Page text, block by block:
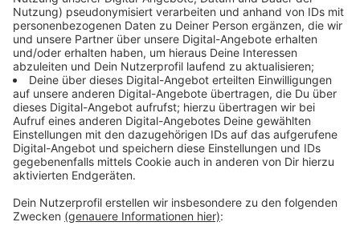
Stromnetzbetreiber müssen ihre Ausfallzeiten der
Bundesnetzagentur melden. Diese ermittelt
daraus einen bundesweiten Vergleich. Die Zahlen
von 2022 sind nun veröffentlicht worden.
Insgesamt ist die Versorgungssicherheit in ganz
Deutschland sehr zuverlässig, meldet die
Bundesnetzagentur.
Veröffentlicht:Dienstag, 21.11.2023 17:15
Anzeige